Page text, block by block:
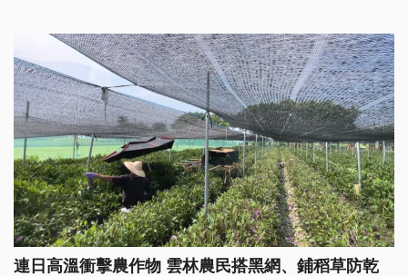
連日高溫衝擊農作物 雲林農民搭黑網、鋪稻草防乾